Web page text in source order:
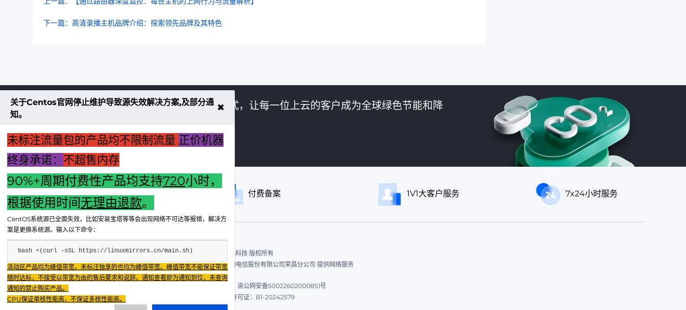
下一篇：高清录播主机品牌介绍：探索领先品牌及其特色
不大创造互联致力于以最 “绿色节能” 的方式，让每一位上云的客户成为全球绿色节能和降
了解更多
享无忧退款服务 付费备案 1V1大客户服务 7x24小时服务
Copyright © 2024 - 2025 FX BD Cloud. All Rights Reserved. 飞讯科技 版权所有
Fenxun Tech旗下云平台，相关服务主体：重庆飞讯科技有限公司|中国电信股份有限公司荣昌分公司 提供网络服务
重庆飞讯科技有限公司
渝公网安备50022602000851号
重庆飞讯科技有限公司 |渝ICP证2024034038号 增值电信业务经营许可证：B1-20242579
关于Centos官网停止维护导致源失效解决方案,及部分通
知。
✖
未标注流量包的产品均不限制流量 正价机器
终身承诺： 不超售内存
90%+周期付费性产品均支持720小时，
根据使用时间无理由退款。
CentOS系统源已全面失效，比如安装宝塔等等会出现网络不可达等报错，解决方
案是更换系统源。输入以下命令：
bash <(curl -sSL https://linuxmirrors.cn/main.sh)
活动区产品均为峰值带宽，未标注独享的也均为峰值带宽。峰值带宽不能保证带宽
随时达标，不接受以带宽为由的售后要求和说辞。通知查看即为通知到位，未查询
通知的禁止购买产品。
CPU保证单核性能高，不保证多核性能高。